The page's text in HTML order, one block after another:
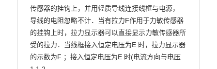
传感器的挂钩上，并用轻质导线连接线框与电源，
导线的电阻忽略不计．当有拉力F作用于力敏传感器
的挂钩上时，拉力显示器可以直接显示力敏传感器所
受的拉力．当线框接入恒定电压为E 时，拉力显示器
的示数为F ；接入恒定电压为E 时(电流方向与电压